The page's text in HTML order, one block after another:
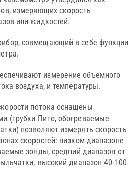
измеряющих скорость
или жидкостей.
совмещающий в себе функции
измерение объемного
воздуха, и температуры.
потока оснащены
(трубки Пито, обогреваемые
позволяют измерять скорость
скоростей: низком диапазоне
зонды, средний диапазон от
высокий диапазон 40-100